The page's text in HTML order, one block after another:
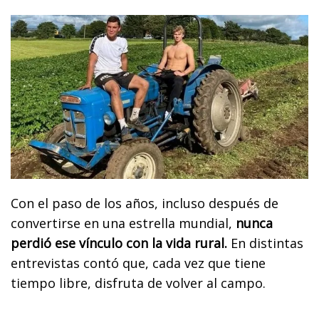
Con el paso de los años, incluso después de
convertirse en una estrella mundial, nunca
perdió ese vínculo con la vida rural. En distintas
entrevistas contó que, cada vez que tiene
tiempo libre, disfruta de volver al campo.